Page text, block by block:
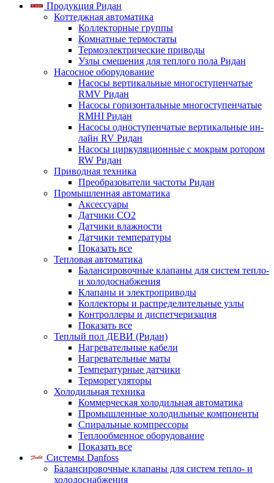
Продукция Ридан
Коттеджная автоматика
Коллекторные группы
Комнатные термостаты
Термоэлектрические приводы
Узлы смешения для теплого пола Ридан
Насосное оборудование
Насосы вертикальные многоступенчатые
RMV Ридан
Насосы горизонтальные многоступенчатые
RMHI Ридан
Насосы одноступенчатые вертикальные ин-
лайн RV Ридан
Насосы циркуляционные с мокрым ротором
RW Ридан
Приводная техника
Преобразователи частоты Ридан
Промышленная автоматика
Аксессуары
Датчики CO2
Датчики влажности
Датчики температуры
Показать все
Тепловая автоматика
Балансировочные клапаны для систем тепло-
и холодоснабжения
Клапаны и электроприводы
Коллекторы и распределительные узлы
Контроллеры и диспетчеризация
Показать все
Теплый пол ДЕВИ (Ридан)
Нагревательные кабели
Нагревательные маты
Температурные датчики
Терморегуляторы
Холодильная техника
Коммерческая холодильная автоматика
Промышленные холодильные компоненты
Спиральные компрессоры
Теплообменное оборудование
Показать все
Системы Danfoss
Балансировочные клапаны для систем тепло- и
холодоснабжения